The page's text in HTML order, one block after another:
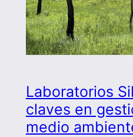
Laboratorios
claves en
medio